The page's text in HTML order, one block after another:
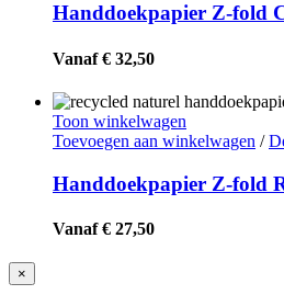
Handdoekpapier Z-fold
Vanaf € 32,50
Toon winkelwagen
Toevoegen aan winkelwagen /
Handdoekpapier Z-fold
Vanaf € 27,50
Close
product
×